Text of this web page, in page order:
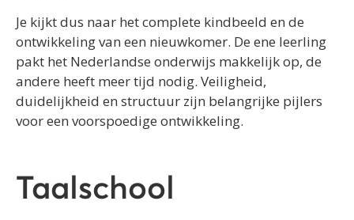
Je kijkt dus naar het complete kindbeeld en de
ontwikkeling van een nieuwkomer. De ene leerling
pakt het Nederlandse onderwijs makkelijk op, de
andere heeft meer tijd nodig. Veiligheid,
duidelijkheid en structuur zijn belangrijke pijlers
voor een voorspoedige ontwikkeling.
Taalschool